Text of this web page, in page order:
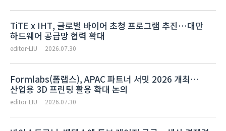
TiTE x IHT, 글로벌 바이어 초청 프로그램 추진…대만
하드웨어 공급망 협력 확대
editor-LIU 2026.07.30
Formlabs(폼랩스), APAC 파트너 서밋 2026 개최…
산업용 3D 프린팅 활용 확대 논의
editor-LIU 2026.07.30